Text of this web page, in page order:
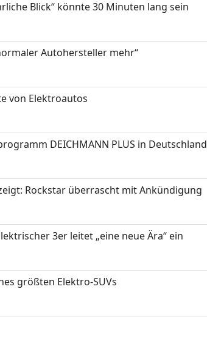
Blick“ könnte 30 Minuten lang sein
Autohersteller mehr“
von Elektroautos
DEICHMANN PLUS in Deutschland
Rockstar überrascht mit Ankündigung
3er leitet „eine neue Ära“ ein
größten Elektro-SUVs